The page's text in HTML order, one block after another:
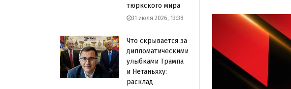
тюркского мира
31 июля 2026, 13:38
Что скрывается за
дипломатическими
улыбками Трампа
и Нетаньяху:
расклад